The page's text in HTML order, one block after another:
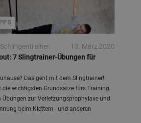
13. März 2020
7 Slingtrainer-Übungen für
Das geht mit dem Slingtrainer!
die wichtigsten Grundsätze fürs Training
Übungen zur Verletzungsprophylaxe und
beim Klettern - und anderen